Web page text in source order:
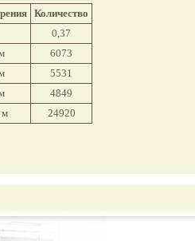
Количество
0,37
6073
5531
4849
м 24920